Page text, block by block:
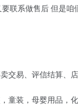
联系做售后 但是
易、评信结算、
童装，母婴用品，